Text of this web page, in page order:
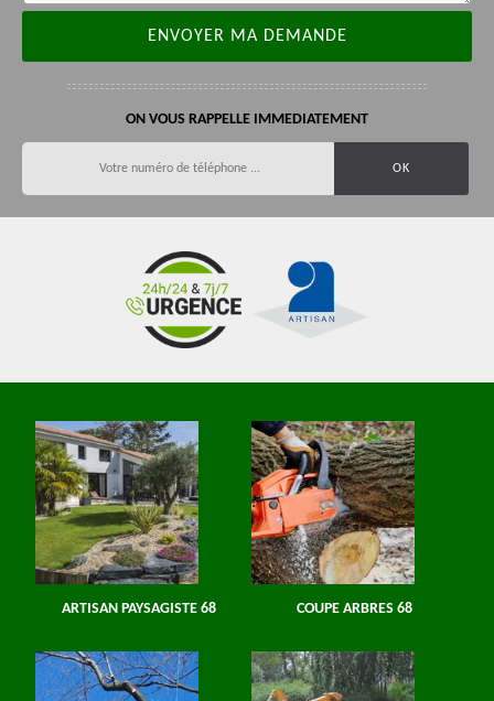
ON VOUS RAPPELLE IMMEDIATEMENT
ARTISAN PAYSAGISTE 68 COUPE ARBRES 68